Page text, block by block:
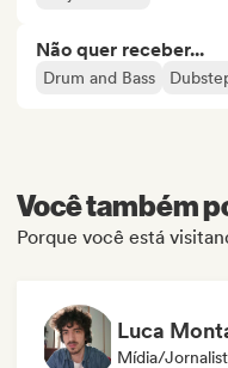
Não quer receber...
Drum and Bass
Você também
Porque você está
Luca
Mídia/